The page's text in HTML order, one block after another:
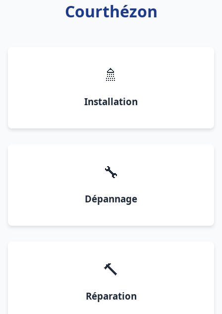
Courthézon
🚿
Installation
🔧
Dépannage
🔨
Réparation